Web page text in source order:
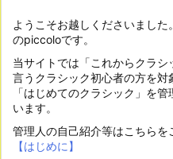
ようこそお越しくださいまし
のpiccoloです。
当サイトでは「これからクラ
言うクラシック初心者の方を対
「はじめてのクラシック」を
います。
管理人の自己紹介等はこちら
【はじめに】